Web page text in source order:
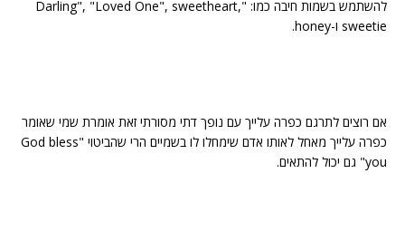
להשתמש בשמות חיבה כמו: "Darling", "Loved One", sweetheart,
sweetie ו-honey.
אם רוצים לתרגם כפרה עלייך עם נופך דתי מסורתי זאת אומרת שמי שאומר
כפרה עלייך מאחל לאותו אדם שימחלו לו בשמיים הרי שהביטוי "God bless
you" גם יכול להתאים.